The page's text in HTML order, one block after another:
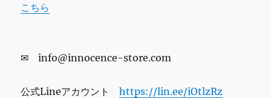
こちら
✉ info@innocence-store.com
公式Lineアカウントhttps://lin.ee/iOtlzRz